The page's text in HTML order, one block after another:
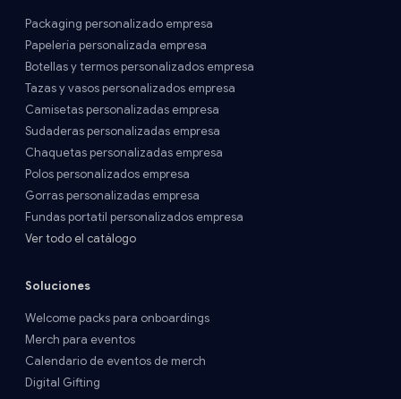
Packaging personalizado empresa
Papelería personalizada empresa
Botellas y termos personalizados empresa
Tazas y vasos personalizados empresa
Camisetas personalizadas empresa
Sudaderas personalizadas empresa
Chaquetas personalizadas empresa
Polos personalizados empresa
Gorras personalizadas empresa
Fundas portatil personalizados empresa
Ver todo el catálogo
Soluciones
Welcome packs para onboardings
Merch para eventos
Calendario de eventos de merch
Digital Gifting